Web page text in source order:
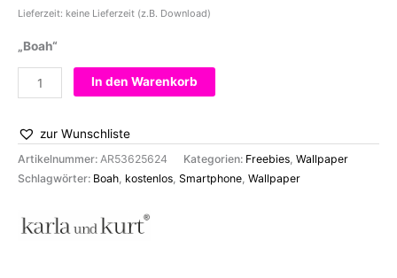
Lieferzeit: keine Lieferzeit (z.B. Download)
„Boah“
Smartphone
Wallpaper
Boah
[Digital]
Menge
In den Warenkorb
zur Wunschliste
Artikelnummer: AR53625624 Kategorien: Freebies, Wallpaper
Schlagwörter: Boah, kostenlos, Smartphone, Wallpaper